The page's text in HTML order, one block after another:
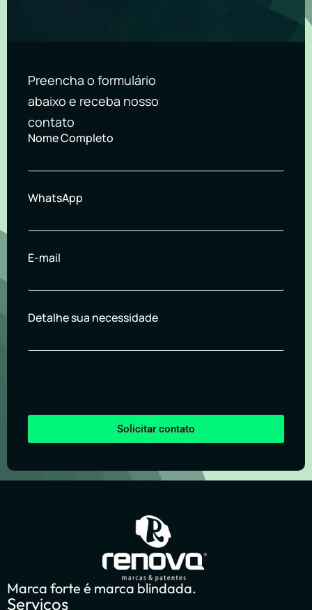
Preencha o formulário
abaixo e receba nosso
contato
Nome Completo
WhatsApp
E-mail
Detalhe sua necessidade
Solicitar contato
Marca forte é marca blindada.
Serviços